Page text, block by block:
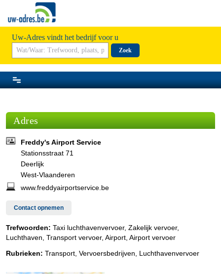
Uw-Adres vindt het bedrijf voor u
Zoek
Adres
Freddy's Airport Service
Stationsstraat 71
Deerlijk
West-Vlaanderen
www.freddyairportservice.be
Contact opnemen
Trefwoorden: Taxi luchthavenvervoer, Zakelijk vervoer,
Luchthaven, Transport vervoer, Airport, Airport vervoer
Rubrieken: Transport Vervoersbedrijven Luchthavenvervoer